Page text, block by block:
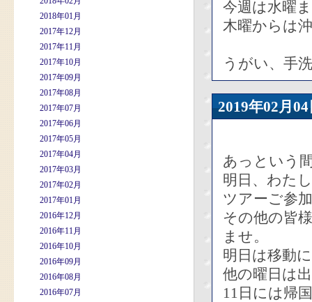
2018年01月
2017年12月
2017年11月
2017年10月
2017年09月
2017年08月
2017年07月
2017年06月
2017年05月
2017年04月
2017年03月
2017年02月
2017年01月
2016年12月
2016年11月
2016年10月
2016年09月
2016年08月
2016年07月
今週は水曜
木曜からは
うがい、手
2019年02
あっという
明日、わた
ツアーご参
その他の皆
ませ。
明日は移動
他の曜日は
11日には帰